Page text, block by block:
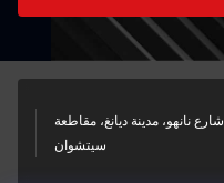
رقم A38-2، رقم 66 شارع نانهو، مدينة ديانغ، مقاطعة
سيتشوان